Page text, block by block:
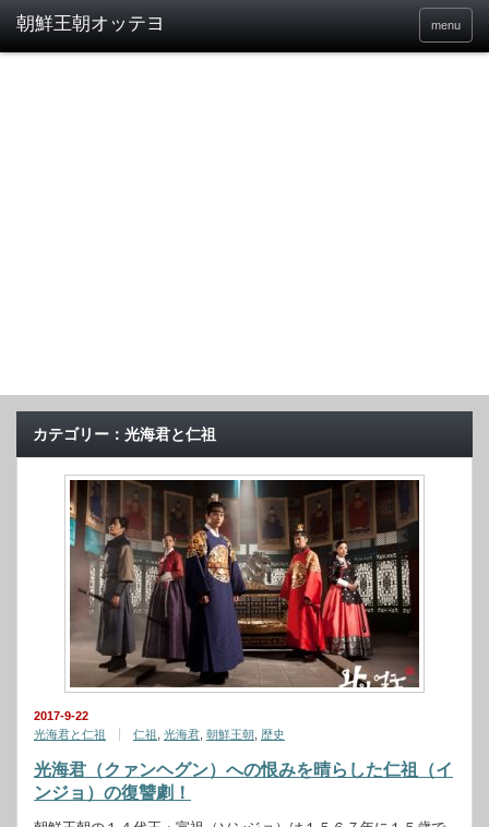
menu
カテゴリー：光海君と仁祖
2017-9-22
光海君と仁祖
仁祖 光海君 朝鮮王朝 歴史
光海君（クァンヘグン）への恨みを晴らした仁祖（イ
ンジョ）の復讐劇！